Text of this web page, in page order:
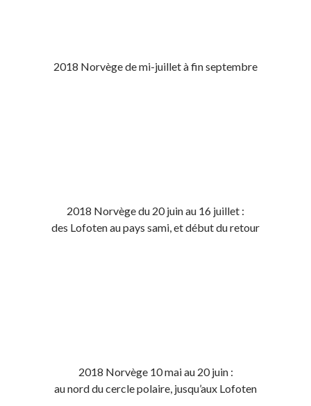
2018 Norvège de mi-juillet à fin septembre
2018 Norvège du 20 juin au 16 juillet :
des Lofoten au pays sami, et début du retour
2018 Norvège 10 mai au 20 juin :
au nord du cercle polaire, jusqu’aux Lofoten